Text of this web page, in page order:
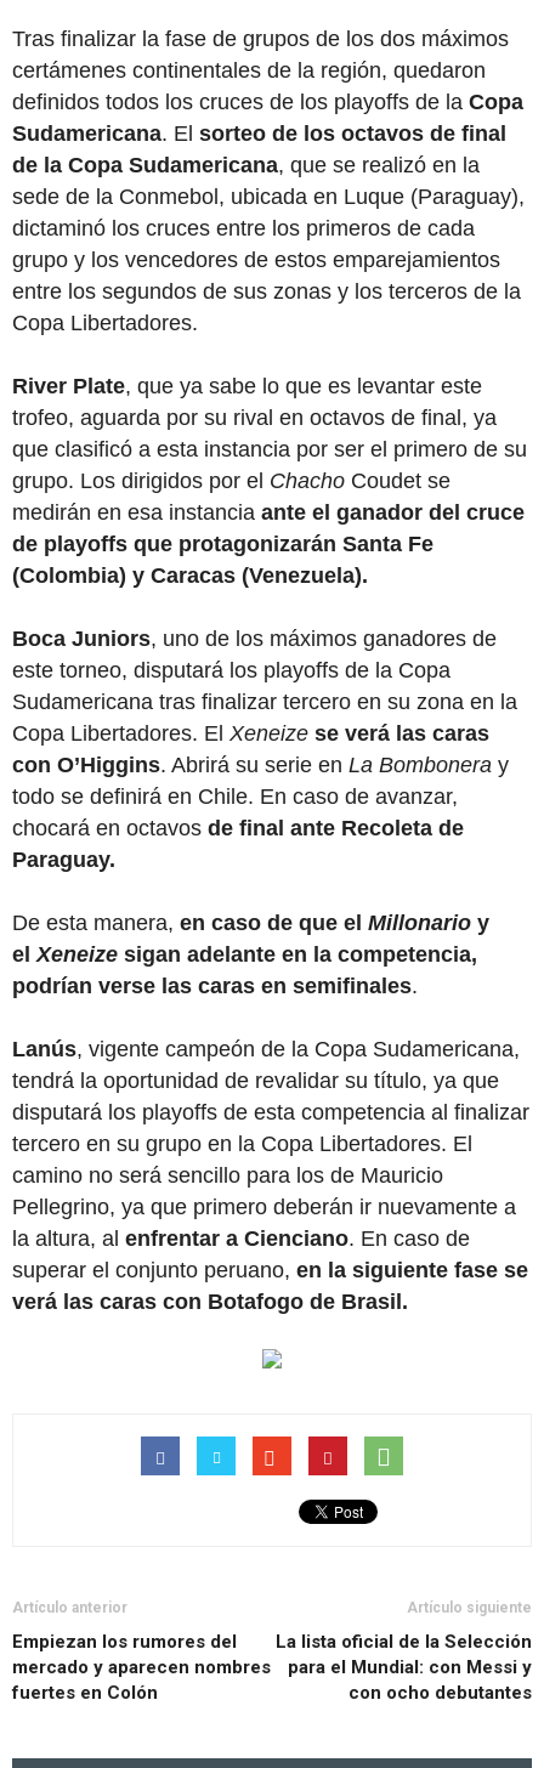
Tras finalizar la fase de grupos de los dos máximos
certámenes continentales de la región, quedaron
definidos todos los cruces de los playoffs de la Copa
Sudamericana. El sorteo de los octavos de final
de la Copa Sudamericana, que se realizó en la
sede de la Conmebol, ubicada en Luque (Paraguay),
dictaminó los cruces entre los primeros de cada
grupo y los vencedores de estos emparejamientos
entre los segundos de sus zonas y los terceros de la
Copa Libertadores.
River Plate, que ya sabe lo que es levantar este
trofeo, aguarda por su rival en octavos de final, ya
que clasificó a esta instancia por ser el primero de su
grupo. Los dirigidos por el Chacho Coudet se
medirán en esa instancia ante el ganador del cruce
de playoffs que protagonizarán Santa Fe
(Colombia) y Caracas (Venezuela).
Boca Juniors, uno de los máximos ganadores de
este torneo, disputará los playoffs de la Copa
Sudamericana tras finalizar tercero en su zona en la
Copa Libertadores. El Xeneize se verá las caras
con O’Higgins. Abrirá su serie en La Bombonera y
todo se definirá en Chile. En caso de avanzar,
chocará en octavos de final ante Recoleta de
Paraguay.
De esta manera, en caso de que el Millonario y
el Xeneize sigan adelante en la competencia,
podrían verse las caras en semifinales.
Lanús, vigente campeón de la Copa Sudamericana,
tendrá la oportunidad de revalidar su título, ya que
disputará los playoffs de esta competencia al finalizar
tercero en su grupo en la Copa Libertadores. El
camino no será sencillo para los de Mauricio
Pellegrino, ya que primero deberán ir nuevamente a
la altura, al enfrentar a Cienciano. En caso de
superar el conjunto peruano, en la siguiente fase se
verá las caras con Botafogo de Brasil.
Artículo anterior
Empiezan los rumores del
mercado y aparecen nombres
fuertes en Colón
Artículo siguiente
La lista oficial de la Selección
para el Mundial: con Messi y
con ocho debutantes